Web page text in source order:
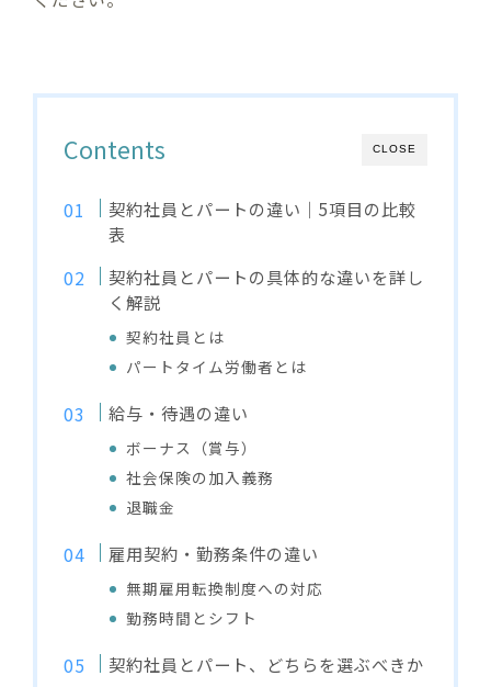
CLOSE
Contents
契約社員とパートの違い｜5項目の比較
表
契約社員とパートの具体的な違いを詳し
く解説
契約社員とは
パートタイム労働者とは
給与・待遇の違い
ボーナス（賞与）
社会保険の加入義務
退職金
雇用契約・勤務条件の違い
無期雇用転換制度への対応
勤務時間とシフト
契約社員とパート、どちらを選ぶべきか